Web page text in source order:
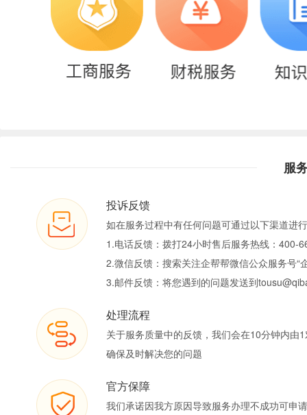
服
投诉反馈
如在服务过程中有任何问题可通过以下渠道进
1.电话反馈：拨打24小时售后服务热线：400-
2.微信反馈：搜索关注企帮帮微信公众服务号“
3.邮件反馈：将您遇到的问题发送到
处理流程
关于服务质量中的反馈，我们会在10分钟内由
确保及时解决您的问题
官方保障
我们承诺因我方原因导致服务办理不成功可申